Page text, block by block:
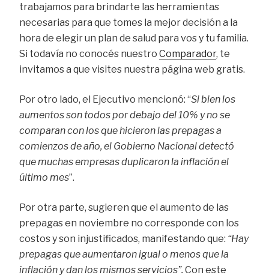
trabajamos para brindarte las herramientas
necesarias para que tomes la mejor decisión a la
hora de elegir un plan de salud para vos y tu familia.
Si todavía no conocés nuestro Comparador, te
invitamos a que visites nuestra página web gratis.
Por otro lado, el Ejecutivo mencionó: “Si bien los
aumentos son todos por debajo del 10% y no se
comparan con los que hicieron las prepagas a
comienzos de año, el Gobierno Nacional detectó
que muchas empresas duplicaron la inflación el
último mes”.
Por otra parte, sugieren que el aumento de las
prepagas en noviembre no corresponde con los
costos y son injustificados, manifestando que: “Hay
prepagas que aumentaron igual o menos que la
inflación y dan los mismos servicios”. Con este